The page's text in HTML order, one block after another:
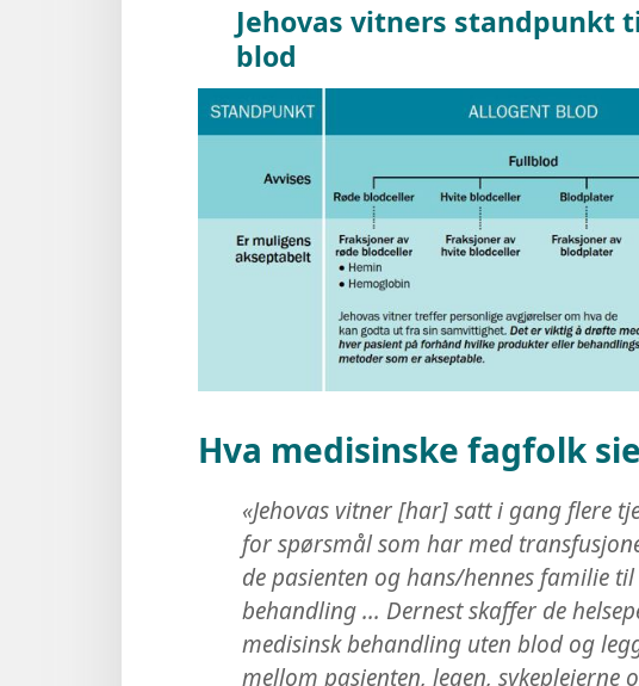
Jehovas vitners standpunkt
blod
Hva medisinske fagfolk
«Jehovas vitner [har] satt i gang flere
for spørsmål som har med
de pasienten og hans/hennes familie
behandling ... Dernest skaffer de
medisinsk behandling uten blod og
mellom pasienten, legen, sykepleierne